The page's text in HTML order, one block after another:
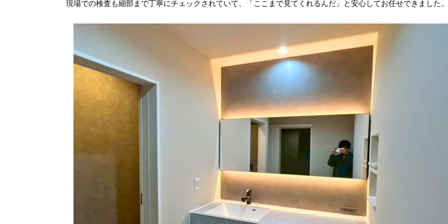
現場での検査も細部まで丁寧にチェックされていて、「ここまで見てくれるんだ」と安心してお任せできました。